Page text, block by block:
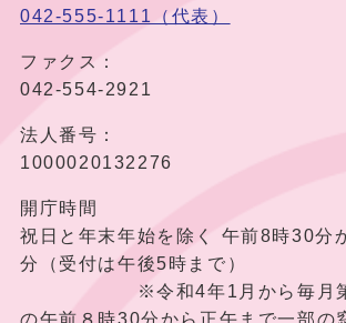
042-555-1111（代表）
ファクス：
042-554-2921
法人番号：
1000020132276
開庁時間
祝日と年末年始を除く 午前8時30分
分（受付は午後5時まで）
※令和4年1月から毎月第2